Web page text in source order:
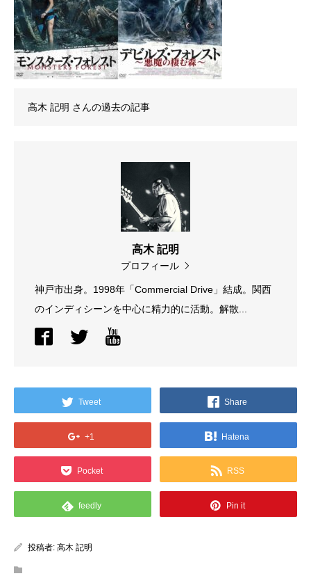
高木 記明 さんの過去の記事
高木 記明
プロフィール
神戸市出身。1998年「Commercial Drive」結成。関西
のインディシーンを中心に精力的に活動。解散...
Tweet Share
+1 Hatena
Pocket RSS
feedly Pin it
投稿者: 高木 記明